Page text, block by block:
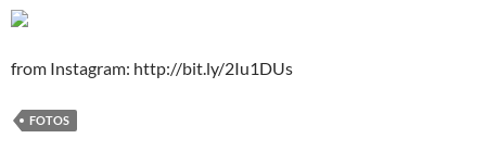
from Instagram: http://bit.ly/2Iu1DUs
FOTOS